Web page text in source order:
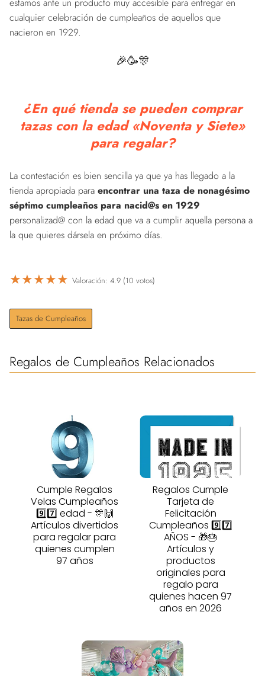
cualquier celebración de cumpleaños de aquellos que
nacieron en 1929.
🎉🥳🎊
¿En qué tienda se pueden comprar
tazas con la edad «Noventa y Siete»
para regalar?
La contestación es bien sencilla ya que ya has llegado a la
tienda apropiada para encontrar una taza de nonagésimo
séptimo cumpleaños para nacid@s en 1929
personalizad@ con la edad que va a cumplir aquella persona a
la que quieres dársela en próximo días.
★★★★★ Valoración: 4.9 (10 votos)
Tazas de Cumpleaños
Regalos de Cumpleaños Relacionados
Cumple Regalos
Velas Cumpleaños
9️⃣7️⃣ edad - 🎊🙌
Artículos divertidos
para regalar para
quienes cumplen
97 años
Regalos Cumple
Tarjeta de
Felicitación
Cumpleaños 9️⃣7️⃣
AÑOS - 🎁🎂
Artículos y
productos
originales para
regalo para
quienes hacen 97
años en 2026